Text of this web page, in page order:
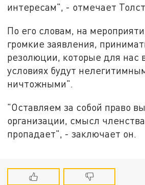
интересам", - отмечает
По его словам, на
громкие заявления,
резолюции, которые для нас
условиях будут
ничтожными".
"Оставляем за собой право
организации, смысл
пропадает", - заключает он.